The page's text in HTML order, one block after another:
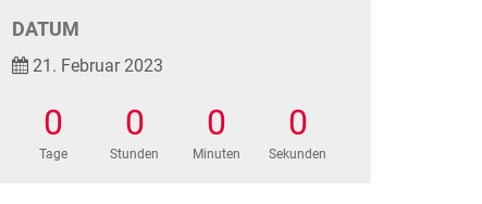
DATUM
21. Februar 2023
0
Tage
0
Stunden
0
Minuten
0
Sekunden